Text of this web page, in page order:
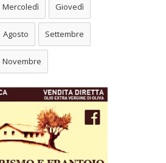
Mercoledì Giovedì
Agosto Settembre
Novembre